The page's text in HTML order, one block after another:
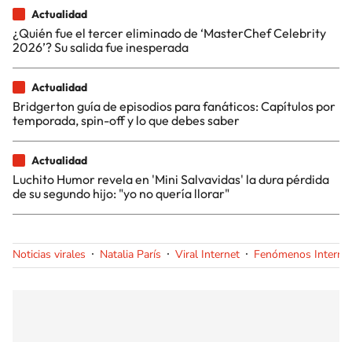
Actualidad
¿Quién fue el tercer eliminado de ‘MasterChef Celebrity
2026’? Su salida fue inesperada
Actualidad
Bridgerton guía de episodios para fanáticos: Capítulos por
temporada, spin-off y lo que debes saber
Actualidad
Luchito Humor revela en 'Mini Salvavidas' la dura pérdida
de su segundo hijo: "yo no quería llorar"
Noticias virales Natalia París Viral Internet Fenómenos Internet